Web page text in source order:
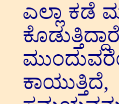
ಎಲ್ಲಾ ಕಡೆ